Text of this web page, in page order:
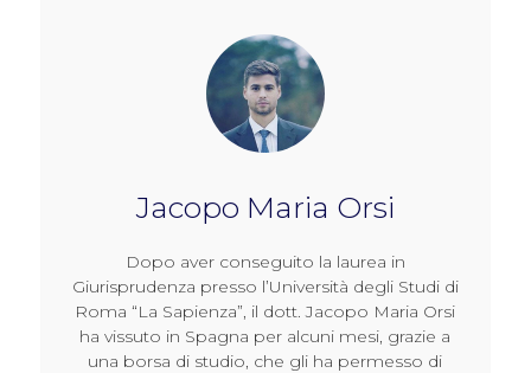
Jacopo Maria Orsi
Dopo aver conseguito la laurea in
Giurisprudenza presso l’Università degli Studi di
Roma “La Sapienza”, il dott. Jacopo Maria Orsi
ha vissuto in Spagna per alcuni mesi, grazie a
una borsa di studio, che gli ha permesso di